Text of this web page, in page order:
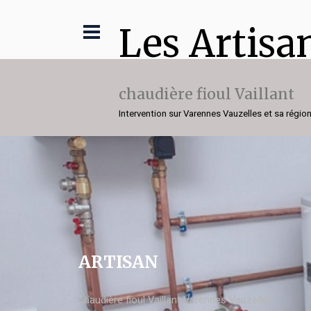
Les
chaudière fioul Vaillant
Intervention sur Varennes Vauzelles et sa région
ARTISAN
chaudière fioul Vaillant Varennes Vauzelles